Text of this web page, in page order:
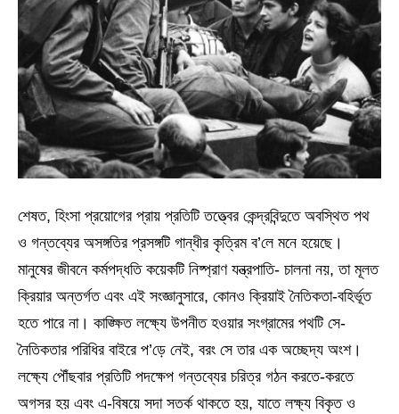
শেষত, হিংসা প্রয়োগের প্রায় প্রতিটি তত্ত্বের কেন্দ্রবিন্দুতে অবস্থিত পথ
ও গন্তব্যের অসঙ্গতির প্রসঙ্গটি গান্ধীর কৃত্রিম ব’লে মনে হয়েছে।
মানুষের জীবনে কর্মপদ্ধতি কয়েকটি নিষ্প্রাণ যন্ত্রপাতি- চালনা নয়, তা মূলত
ক্রিয়ার অন্তর্গত এবং এই সংজ্ঞানুসারে, কোনও ক্রিয়াই নৈতিকতা-বহির্ভূত
হতে পারে না। কাঙ্ক্ষিত লক্ষ্যে উপনীত হওয়ার সংগ্রামের পথটি সে-
নৈতিকতার পরিধির বাইরে প’ড়ে নেই, বরং সে তার এক অচ্ছেদ্য অংশ।
লক্ষ্যে পৌঁছবার প্রতিটি পদক্ষেপ গন্তব্যের চরিত্র গঠন করতে-করতে
অগসর হয় এবং এ-বিষয়ে সদা সতর্ক থাকতে হয়, যাতে লক্ষ্য বিকৃত ও